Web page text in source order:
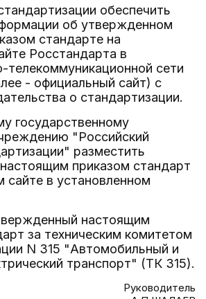
обеспечить
об утвержденном
стандарте на
Росстандарта в
телекоммуникационной сети
- официальный сайт) с
о стандартизации.
государственному
"Российский
разместить
приказом стандарт
сайте в установленном
настоящим
за техническим комитетом
N 315 "Автомобильный и
транспорт" (ТК 315).
Руководитель